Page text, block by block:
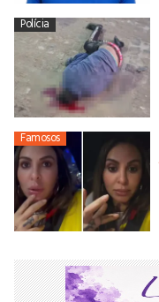
Polícia
Famosos